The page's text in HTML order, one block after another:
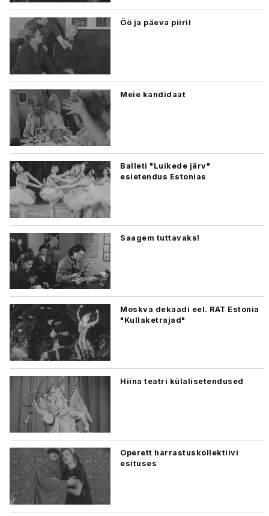
Öö ja päeva piiril
Meie kandidaat
Balleti "Luikede järv"
esietendus Estonias
Saagem tuttavaks!
Moskva dekaadi eel. RAT Estonia
"Kullaketrajad"
Hiina teatri külalisetendused
Operett harrastuskollektiivi
esituses